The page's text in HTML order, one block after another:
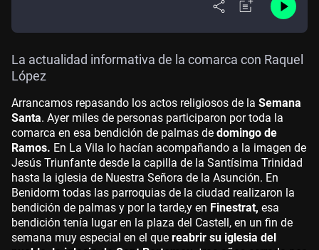
La actualidad informativa de la comarca con Raquel
López
Arrancamos repasando los actos religiosos de la Semana
Santa. Ayer miles de personas participaron por toda la
comarca en esa bendición de palmas de domingo de
Ramos. En La Vila lo hacían acompañando a la imagen de
Jesús Triunfante desde la capilla de la Santísima Trinidad
hasta la iglesia de Nuestra Señora de la Asunción. En
Benidorm todas las parroquias de la ciudad realizaron la
bendición de palmas y por la tarde,y en Finestrat, esa
bendición tenía lugar en la plaza del Castell, en un fin de
semana muy especial en el que reabrir su iglesia del